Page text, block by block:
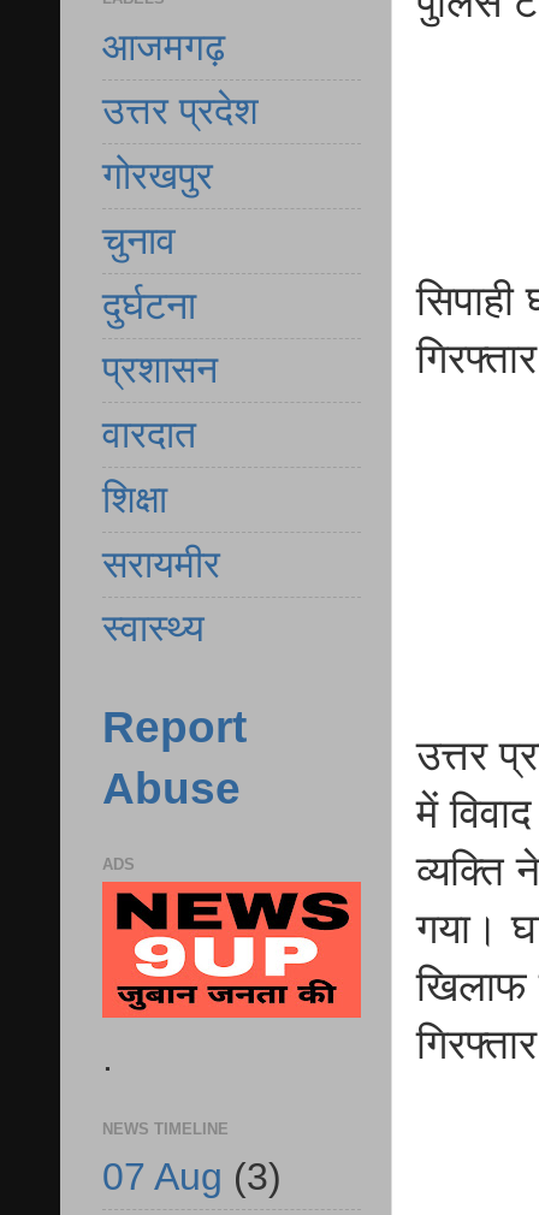
गिरफ्तार
उत्तर
में
व्यक्ति
गया।
खिलाफ
आजमगढ़
उत्तर प्रदेश
गोरखपुर
चुनाव
दुर्घटना
प्रशासन
वारदात
शिक्षा
सरायमीर
स्वास्थ्य
Report
Abuse
ADS
.
NEWS TIMELINE
07 Aug (3)